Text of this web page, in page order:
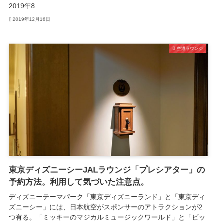
2019年8...
2019年12月16日
空港ラウンジ
東京ディズニーシーJALラウンジ「プレシアター」の
予約方法。利用して気づいた注意点。
ディズニーテーマパーク「東京ディズニーランド」と「東京ディ
ズニーシー」には、日本航空がスポンサーのアトラクションが2
つ有る。「ミッキーのマジカルミュージックワールド」と「ビッ